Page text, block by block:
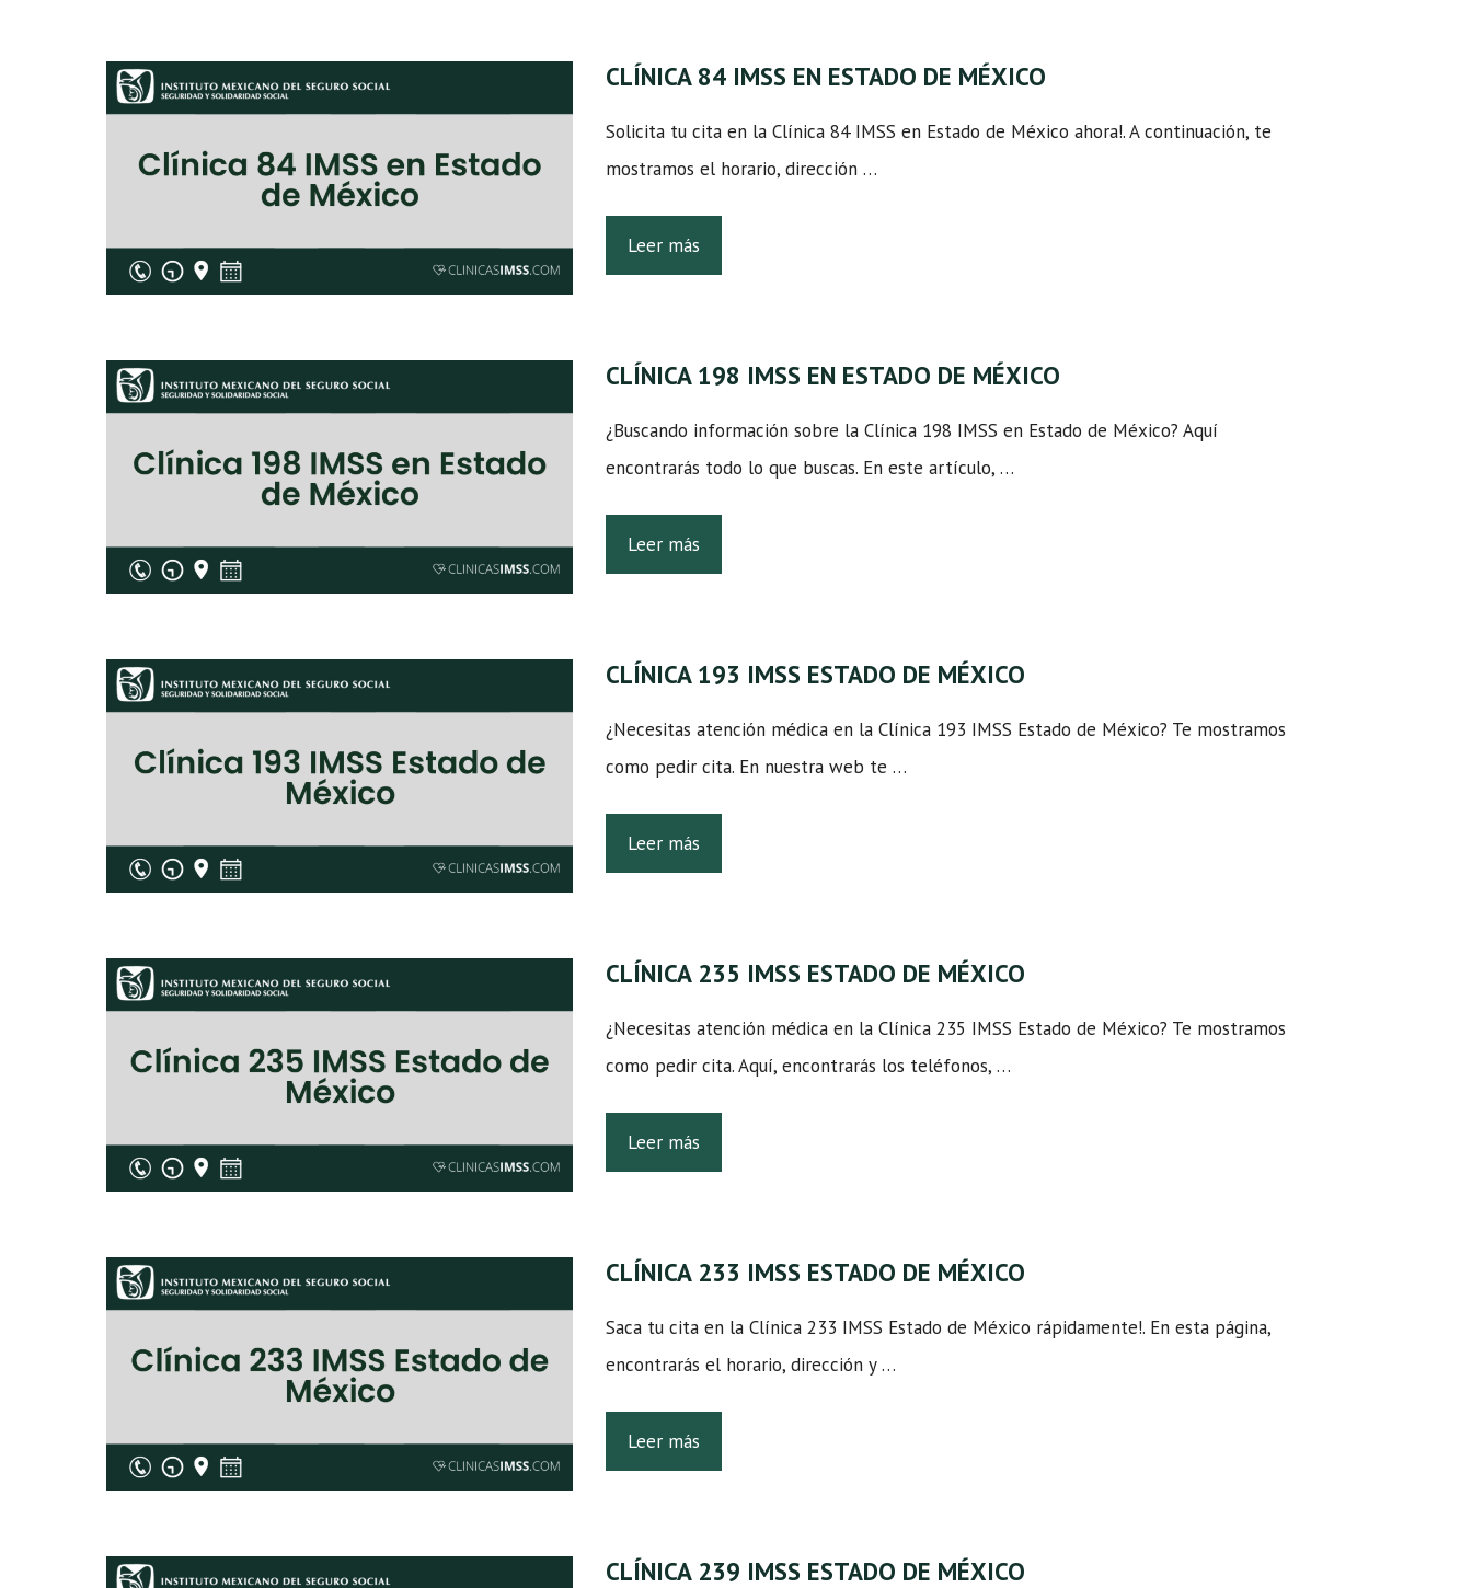
CLÍNICA 84 IMSS EN ESTADO DE MÉXICO
Solicita tu cita en la Clínica 84 IMSS en Estado de México ahora!. A continuación, te
mostramos el horario, dirección …
Leer más
CLÍNICA 198 IMSS EN ESTADO DE MÉXICO
¿Buscando información sobre la Clínica 198 IMSS en Estado de México? Aquí
encontrarás todo lo que buscas. En este artículo, …
Leer más
CLÍNICA 193 IMSS ESTADO DE MÉXICO
¿Necesitas atención médica en la Clínica 193 IMSS Estado de México? Te mostramos
como pedir cita. En nuestra web te …
Leer más
CLÍNICA 235 IMSS ESTADO DE MÉXICO
¿Necesitas atención médica en la Clínica 235 IMSS Estado de México? Te mostramos
como pedir cita. Aquí, encontrarás los teléfonos, …
Leer más
CLÍNICA 233 IMSS ESTADO DE MÉXICO
Saca tu cita en la Clínica 233 IMSS Estado de México rápidamente!. En esta página,
encontrarás el horario, dirección y …
Leer más
CLÍNICA 239 IMSS ESTADO DE MÉXICO